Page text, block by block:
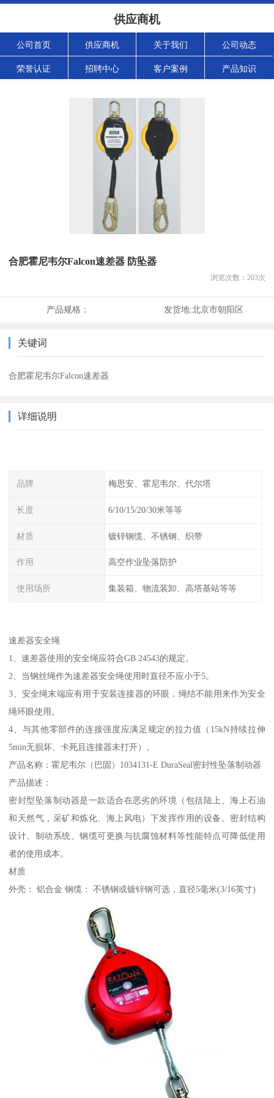
供应商机
公司首页 供应商机 关于我们 公司动态
荣誉认证 招聘中心 客户案例 产品知识
合肥霍尼韦尔Falcon速差器 防坠器
浏览次数： 203次
产品规格： 发货地:北京市朝阳区
关键词
合肥霍尼韦尔Falcon速差器
详细说明
品牌 梅思安、霍尼韦尔、代尔塔
长度 6/10/15/20/30米等等
材质 镀锌钢缆、不锈钢、织带
作用 高空作业坠落防护
使用场所 集装箱、物流装卸、高塔基站等等
速差器安全绳
1、速差器使用的安全绳应符合GB 24543的规定。
2、当钢丝绳作为速差器安全绳使用时直径不应小于5。
3、安全绳末端应有用于安装连接器的环眼，绳结不能用来作为安全
绳环眼使用。
4、与其他零部件的连接强度应满足规定的拉力值（15kN持续拉伸
5min无损坏、卡死且连接器未打开）。
产品名称：霍尼韦尔（巴固）1034131-E DuraSeal密封性坠落制动器
产品描述：
密封型坠落制动器是一款适合在恶劣的环境（包括陆上、海上石油
和天然气，采矿和炼化、海上风电）下发挥作用的设备。密封结构
设计、制动系统、钢缆可更换与抗腐蚀材料等性能特点可降低使用
者的使用成本。
材质
外壳： 铝合金 钢缆： 不锈钢或镀锌钢可选，直径5毫米(3/16英寸)